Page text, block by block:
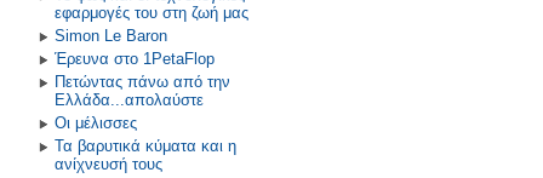
εφαρμογές του στη ζωή μας
Simon Le Baron
Έρευνα στο 1PetaFlop
Πετώντας πάνω από την
Ελλάδα...απολαύστε
Οι μέλισσες
Τα βαρυτικά κύματα και η
ανίχνευσή τους